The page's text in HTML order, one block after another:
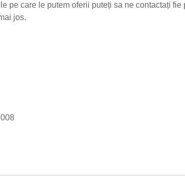
pe care le putem oferii puteți sa ne contactați fie
jos.